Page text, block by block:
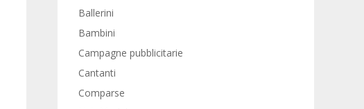
Ballerini
Bambini
Campagne pubblicitarie
Cantanti
Comparse